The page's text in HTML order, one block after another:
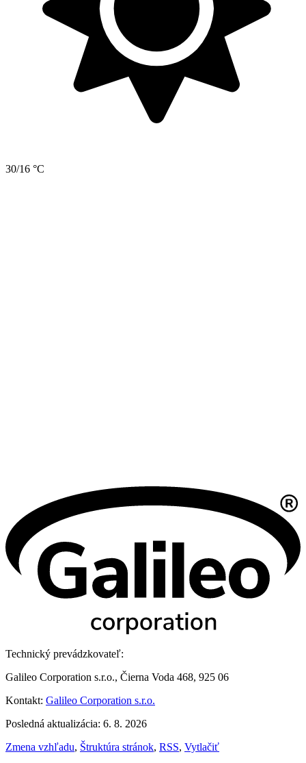
30/16 °C
Technický prevádzkovateľ:
Galileo Corporation s.r.o., Čierna Voda 468, 925 06
Kontakt: Galileo Corporation s.r.o.
Posledná aktualizácia: 6. 8. 2026
Zmena vzhľadu, Štruktúra stránok, RSS, Vytlačiť